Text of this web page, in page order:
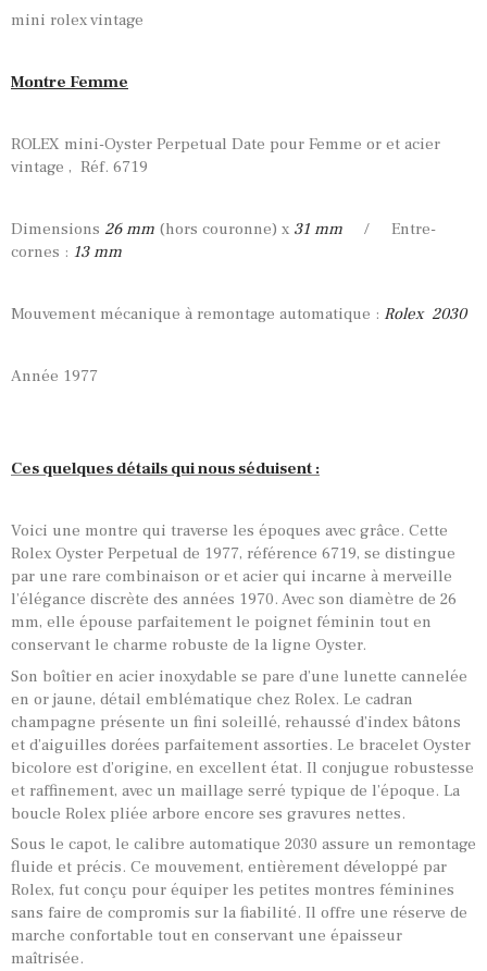
mini rolex vintage
Montre Femme
ROLEX mini-Oyster Perpetual Date pour Femme or et acier
vintage , Réf. 6719
Dimensions 26mm (hors couronne) x 31 mm / Entre-
cornes : 13 mm
Mouvement mécanique à remontage automatique : Rolex 2030
Année 1977
Ces quelques détails qui nous séduisent :
Voici une montre qui traverse les époques avec grâce. Cette
Rolex Oyster Perpetual de 1977, référence 6719, se distingue
par une rare combinaison or et acier qui incarne à merveille
l’élégance discrète des années 1970. Avec son diamètre de 26
mm, elle épouse parfaitement le poignet féminin tout en
conservant le charme robuste de la ligne Oyster.
Son boîtier en acier inoxydable se pare d’une lunette cannelée
en or jaune, détail emblématique chez Rolex. Le cadran
champagne présente un fini soleillé, rehaussé d’index bâtons
et d’aiguilles dorées parfaitement assorties. Le bracelet Oyster
bicolore est d’origine, en excellent état. Il conjugue robustesse
et raffinement, avec un maillage serré typique de l’époque. La
boucle Rolex pliée arbore encore ses gravures nettes.
Sous le capot, le calibre automatique 2030 assure un remontage
fluide et précis. Ce mouvement, entièrement développé par
Rolex, fut conçu pour équiper les petites montres féminines
sans faire de compromis sur la fiabilité. Il offre une réserve de
marche confortable tout en conservant une épaisseur
maîtrisée.